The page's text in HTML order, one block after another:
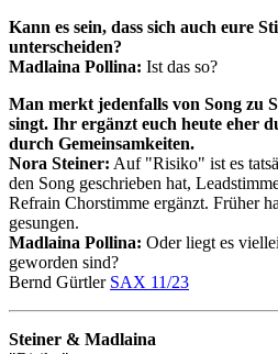
Kann es sein, dass sich auch eure
unterscheiden?
Madlaina Pollina: Ist das so?
Man merkt jedenfalls von Song zu
singt. Ihr ergänzt euch heute eher
durch Gemeinsamkeiten.
Nora Steiner: Auf "Risiko" ist es
den Song geschrieben hat,
Refrain Chorstimme ergänzt. Früher
gesungen.
Madlaina Pollina: Oder liegt es
geworden sind?
Bernd Gürtler SAX 11/23
Steiner & Madlaina